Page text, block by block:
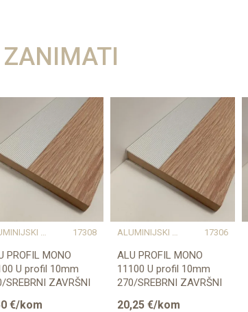
ZANIMATI
ALUMINIJSKI PROFILI 17308
PROFIL MONO
U profil 10mm
SREBRNI ZAVRŠNI
€/kom
ALUMINIJSKI PROFILI 17306
ALU PROFIL MONO
11100 U profil 10mm
270/SREBRNI ZAVRŠNI
20,25 €/kom